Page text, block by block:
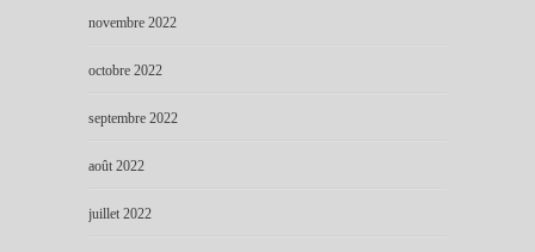
novembre 2022
octobre 2022
septembre 2022
août 2022
juillet 2022